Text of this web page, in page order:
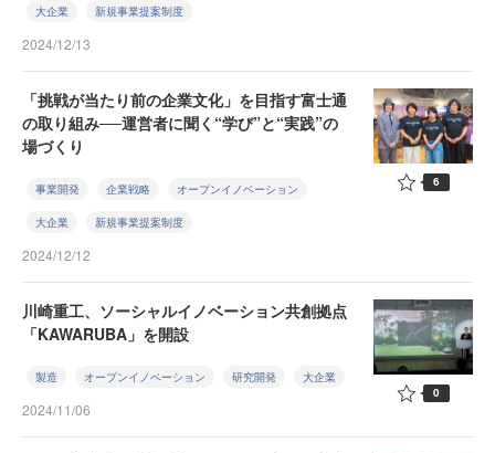
大企業 新規事業提案制度
2024/12/13
「挑戦が当たり前の企業文化」を目指す富士通
の取り組み──運営者に聞く“学び”と“実践”の
場づくり
事業開発 企業戦略 オープンイノベーション
大企業 新規事業提案制度
2024/12/12
6
川崎重工、ソーシャルイノベーション共創拠点
「KAWARUBA」を開設
製造 オープンイノベーション 研究開発 大企業
2024/11/06
0